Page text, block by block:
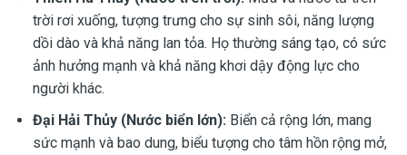
trời rơi xuống, tượng trưng cho sự sinh sôi, năng lượng
dồi dào và khả năng lan tỏa. Họ thường sáng tạo, có sức
ảnh hưởng mạnh và khả năng khơi dậy động lực cho
người khác.
Đại Hải Thủy (Nước biển lớn): Biển cả rộng lớn, mang
sức mạnh và bao dung, biểu tượng cho tâm hồn rộng mở,